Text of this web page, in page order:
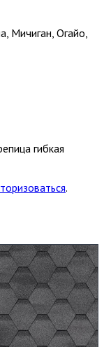
Мичиган, Огайо,
гибкая
.